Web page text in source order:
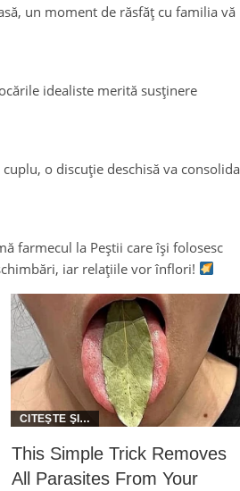
un moment de răsfăț cu familia vă
idealiste merită susținere
o discuție deschisă va consolida
farmecul la Peștii care își folosesc
iar relațiile vor înflori!
This Simple Trick Removes
All Parasites From Your